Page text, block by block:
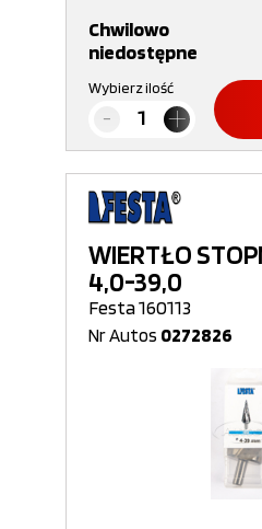
Chwilowo
niedostępne
Wybierz ilość
WIERTŁO
4,0-39,0
Festa 160113
Nr Autos 0272826